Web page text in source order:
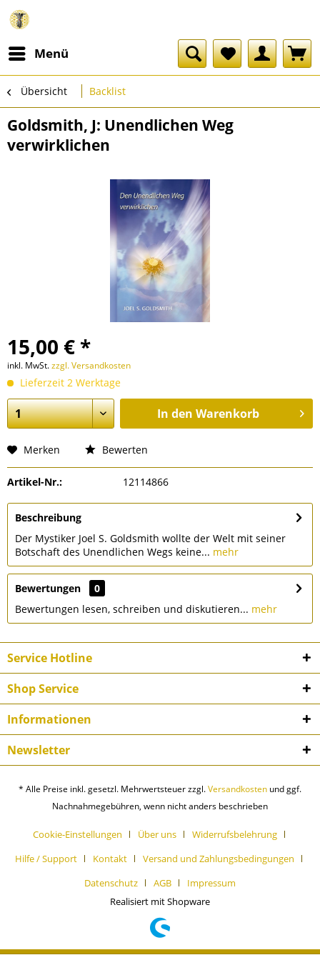
Menü
Übersicht Backlist
Goldsmith, J: Unendlichen Weg
verwirklichen
15,00 € *
inkl. MwSt.zzgl. Versandkosten
Lieferzeit 2 Werktage
In den Warenkorb
Merken Bewerten
Artikel-Nr.: 12114866
Beschreibung
Der Mystiker Joel S. Goldsmith wollte der Welt mit seiner
Botschaft des Unendlichen Wegs keine... mehr
Bewertungen
0
Bewertungen lesen, schreiben und diskutieren... mehr
Service Hotline
Shop Service
Informationen
Newsletter
* Alle Preise inkl. gesetzl. Mehrwertsteuer zzgl.Versandkosten und ggf.
Nachnahmegebühren, wenn nicht anders beschrieben
Cookie-Einstellungen Über uns
Widerrufsbelehrung
Hilfe / Support
Kontakt
Versand und Zahlungsbedingungen
Datenschutz
AGB
Impressum
Realisiert mit Shopware